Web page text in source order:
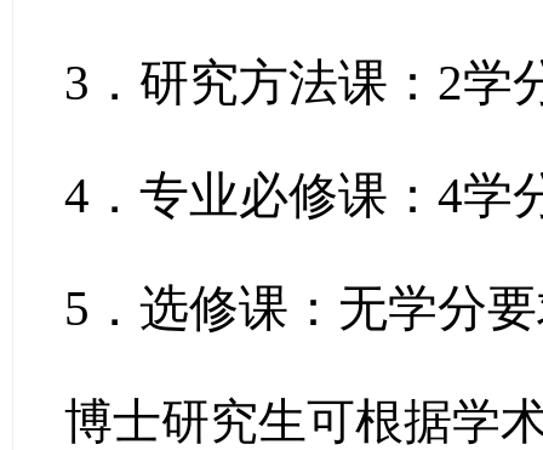
3．研究方法课：2学
4．专业必修课：4学
5．选修课：无学分
博士研究生可根据学